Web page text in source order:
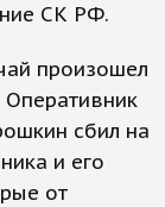
СК РФ.
произошел
Оперативник
сбил на
и его
от